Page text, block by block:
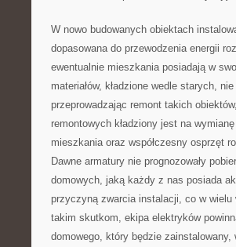
W nowo budowanych obiektach
dopasowana do przewodzenia energii
ewentualnie mieszkania posiadają w
materiałów, kładzione wedle starych,
przeprowadzając remont takich
remontowych kładziony jest na
mieszkania oraz współczesny osprzęt
Dawne armatury nie prognozowały
domowych, jaką każdy z nas posiada
przyczyną zwarcia instalacji, co w
takim skutkom, ekipa elektryków
domowego, który będzie